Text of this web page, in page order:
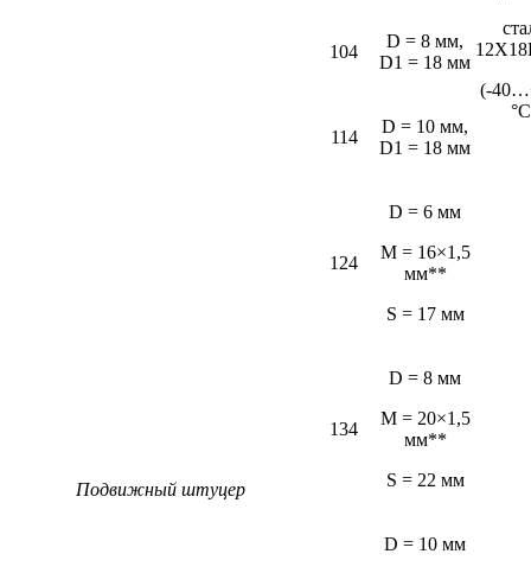
(-
104
D = 8 мм,
D1 = 18 мм
114
D = 10 мм,
D1 = 18 мм
Подвижный штуцер
124
D = 6 мм
M = 16×1,5
мм**
S = 17 мм
134
D = 8 мм
M = 20×1,5
мм**
S = 22 мм
D = 10 мм